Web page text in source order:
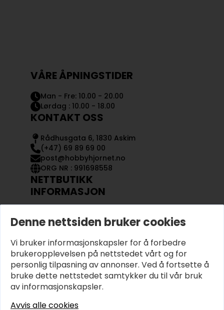
VÅRE ÅPNINGSTIDER
Man - Fre: 10.00 - 20.00
Lørdag : 10.00 - 18.00
KONTAKT OSS
Rådhusgata 6, 1830 Askim
(+47) 69 89 69 00
post@hobbyhjornet.no
ORG NR : 991698558
NETTBUTIKK
INFORMASJON
OM OSS
KJØPSVILKÅR OG BETINGELSER
PERSONVERN
Denne nettsiden bruker cookies
Vi bruker informasjonskapsler for å forbedre
brukeropplevelsen på nettstedet vårt og for
personlig tilpasning av annonser. Ved å fortsette å
bruke dette nettstedet samtykker du til vår bruk
av informasjonskapsler.
Avvis alle cookies